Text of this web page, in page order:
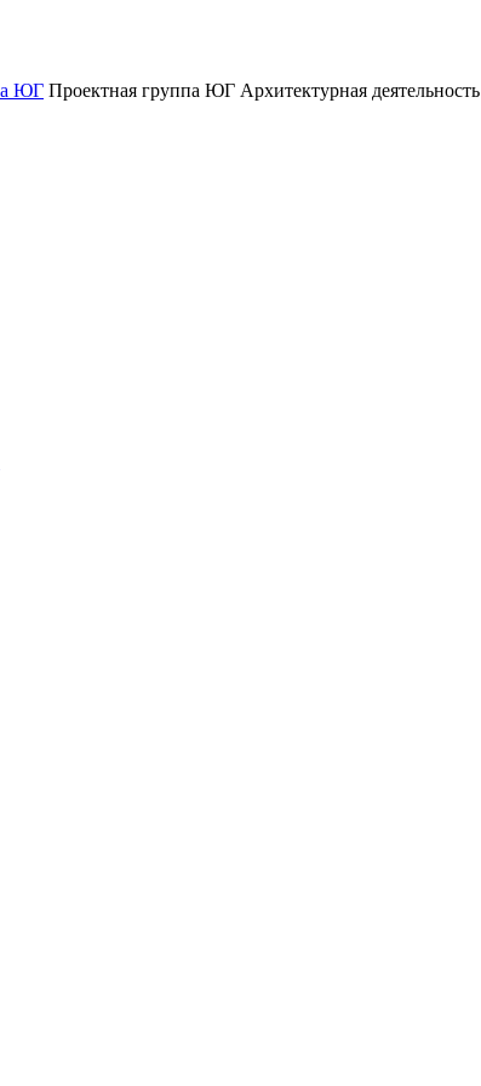
Проектная группа ЮГ Архитектурная деятельность